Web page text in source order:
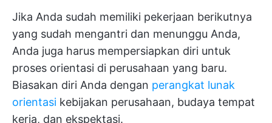
Jika Anda sudah memiliki pekerjaan berikutnya
yang sudah mengantri dan menunggu Anda,
Anda juga harus mempersiapkan diri untuk
proses orientasi di perusahaan yang baru.
Biasakan diri Anda dengan perangkat lunak
orientasi kebijakan perusahaan, budaya tempat
kerja, dan ekspektasi.